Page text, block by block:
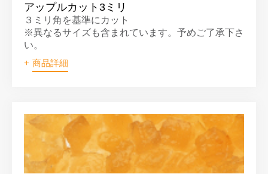
アップルカット3ミリ
３ミリ角を基準にカット
※異なるサイズも含まれています。予めご了承下さ
い。
商品詳細